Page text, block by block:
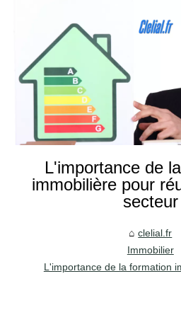
L'importance de
immobilière pour
secteur
clelial.fr
Immobilier
L'importance de la formation